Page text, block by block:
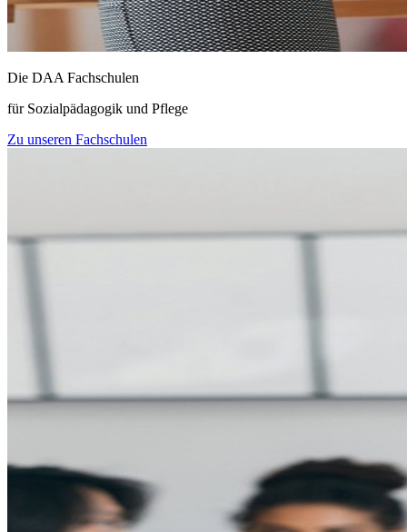
Die DAA Fachschulen
für Sozialpädagogik und Pflege
Zu unseren Fachschulen